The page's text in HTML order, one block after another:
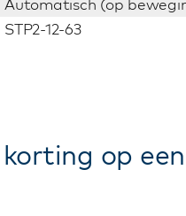
Automatisch (op
STP2-12-63
op